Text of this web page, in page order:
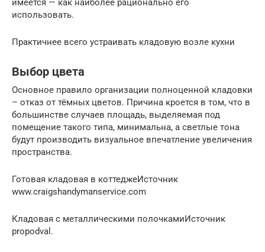
использовать.
Практичнее всего устраивать кладовую возле кухни
Выбор цвета
Основное правило организации полноценной кладовки
– отказ от тёмных цветов. Причина кроется в том, что в
большинстве случаев площадь, выделяемая под
помещение такого типа, минимальна, а светлые тона
будут производить визуальное впечатление увеличения
пространства.
Готовая кладовая в коттеджеИсточник
www.craigshandymanservice.com
Кладовая с металлическими полочкамиИсточник
propodval.